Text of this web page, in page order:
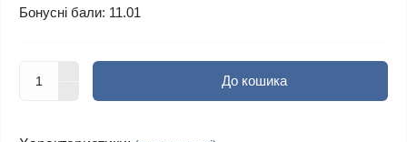
Бонусні бали: 11.01
До кошика